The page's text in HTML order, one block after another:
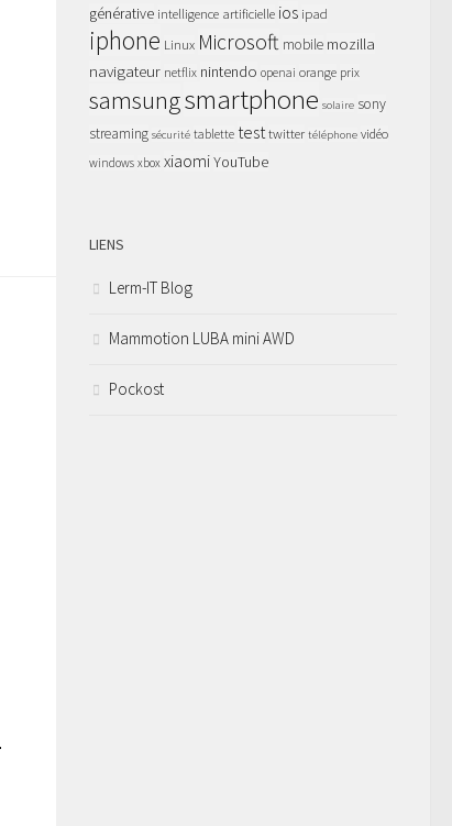
générative intelligence artificielle ios ipad
iphone Linux Microsoft mobile mozilla
navigateur netflix nintendo openai orange prix
samsungsmartphone solaire sony
streaming sécurité tablette testtwitter téléphone vidéo
windows xbox xiaomiYouTube
LIENS
Lerm-IT Blog
Mammotion LUBA mini AWD
Pockost